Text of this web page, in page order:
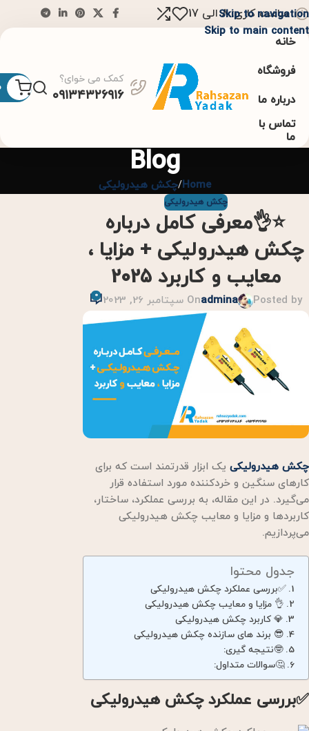
Skip to navigation
Skip to main content
ساعت کاری: 8 الی 17
خانه
فروشگاه
درباره ما
تماس با
ما
کمک می خوای؟
۰۹۱۳۴۳۲۶۹۱۶
Blog
Home چکش هیدرولیکی
چکش هیدرولیکی
⭐👌معرفی کامل درباره
چکش هیدرولیکی + مزایا ،
معایب و کاربرد 2025
Posted by
adminaOn سپتامبر 26, 2023 0
چکش هیدرولیکی یک ابزار قدرتمند است که برای
کارهای سنگین و خردکننده مورد استفاده قرار
می‌گیرد. در این مقاله، به بررسی عملکرد، ساختار،
کاربردها و مزایا و معایب چکش هیدرولیکی
می‌پردازیم.
جدول محتوا
✅بررسی عملکرد چکش هیدرولیکی
👌 مزایا و معایب چکش هیدرولیکی
💎 کاربرد چکش هیدرولیکی
😎 برند های سازنده چکش هیدرولیکی
🤓نتیجه گیری:
🤔سوالات متداول:
✅بررسی عملکرد چکش هیدرولیکی